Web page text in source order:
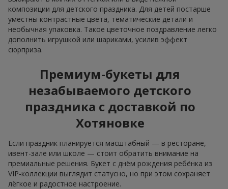
композиции для детского праздника. Для детей постарше
уместны контрастные цвета, тематические детали и
необычная упаковка. Такое цветочное поздравление легко
дополнить игрушкой или шариками, усилив эффект
сюрприза.
Премиум-букеты для
незабываемого детского
праздника с доставкой по
Хотяновке
Если праздник планируется масштабный — в ресторане,
ивент-зале или школе — стоит обратить внимание на
премиальные решения. Букет с днём рождения ребёнка из
VIP-коллекции выглядит статусно, но при этом сохраняет
лёгкое и радостное настроение.